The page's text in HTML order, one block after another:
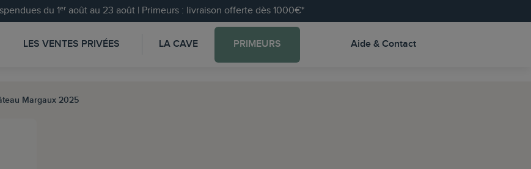
du 1ᵉʳ août au 23 août | Primeurs : livraison offerte dès 1000€*
LES VENTES PRIVÉES LA CAVE PRIMEURS Aide & Contact
Margaux 2025